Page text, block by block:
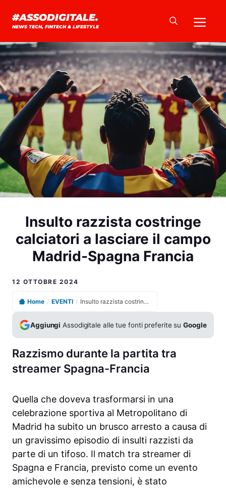
#ASSODIGITALE.
NEWS TECH, FINTECH & LIFESTYLE
Insulto razzista costringe
calciatori a lasciare il campo
Madrid-Spagna Francia
12 OTTOBRE 2024
Home / EVENTI / Insulto razzista costringe calciatori a lasciare il campo Madrid-Spagna Francia
Aggiungi Assodigitale alle tue fonti preferite suGoogle
Razzismo durante la partita tra
streamer Spagna-Francia
Quella che doveva trasformarsi in una
celebrazione sportiva al Metropolitano di
Madrid ha subito un brusco arresto a causa di
un gravissimo episodio di insulti razzisti da
parte di un tifoso. Il match tra streamer di
Spagna e Francia, previsto come un evento
amichevole e senza tensioni, è stato